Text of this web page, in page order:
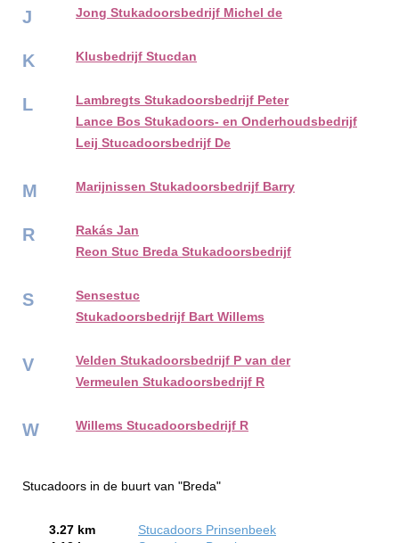
J Jong Stukadoorsbedrijf Michel de
K Klusbedrijf Stucdan
L
Lambregts Stukadoorsbedrijf Peter
Lance Bos Stukadoors- en Onderhoudsbedrijf
Leij Stucadoorsbedrijf De
M Marijnissen Stukadoorsbedrijf Barry
R
Rakás Jan
Reon Stuc Breda Stukadoorsbedrijf
S
Sensestuc
Stukadoorsbedrijf Bart Willems
V
Velden Stukadoorsbedrijf P van der
Vermeulen Stukadoorsbedrijf R
W Willems Stucadoorsbedrijf R
Stucadoors in de buurt van "Breda"
3.27 km
Stucadoors Prinsenbeek